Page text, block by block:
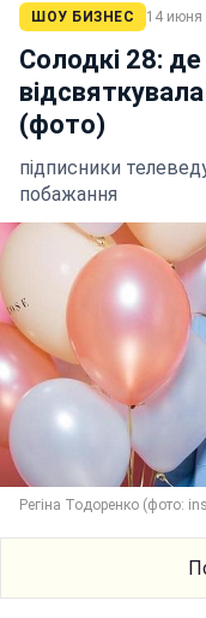
ШОУ БИЗНЕС 14 июня
Солодкі 28:
(фото)
підписники
побажання
Регіна Тодоренко (фото: